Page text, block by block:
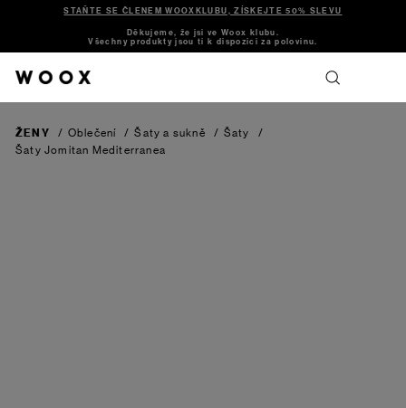
STAŇTE SE ČLENEM WOOXKLUBU, ZÍSKEJTE 50% SLEVU
Děkujeme, že jsi ve Woox klubu.
Všechny produkty jsou ti k dispozici za polovinu.
ŽENY / Oblečení / Šaty a sukně / Šaty
/
Šaty Jomitan Mediterranea